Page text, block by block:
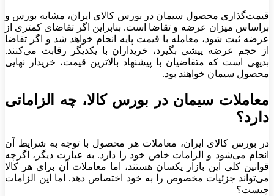
قیمت‌گذاری محصول سیمان در بورس کالای ایران، مشابه بورس و
براساس میزان عرضه و تقاضا است. بنابراین اگر تقاضای کمتری از
عرضه ثبت شود، معامله با قیمت پایه انجام خواهد شد و اگر تقاضا
از حجم عرضه پیشی بگیرد، خریداران با یکدیگر رقابت می‌کنند.
بدیهی است که متقاضیان با پیشنهاد بالاترین قیمت، خریدار نهایی
محصول سیمان خواهند بود.
معاملات سیمان در بورس کالا، چه الزاماتی
دارد؟
در بورس کالای ایران، معاملات هر محصول با توجه به شرایط آن
انجام می‌شود و الزامات خاص خود را دارد. به عبارت دیگر، اگرچه
قوانین کلی این بازار یکسان هستند، اما معاملات آن برای هر کالا
می‌تواند جزئیات مخصوص را به خود اختصاص دهد. اما این الزامات
چیست؟